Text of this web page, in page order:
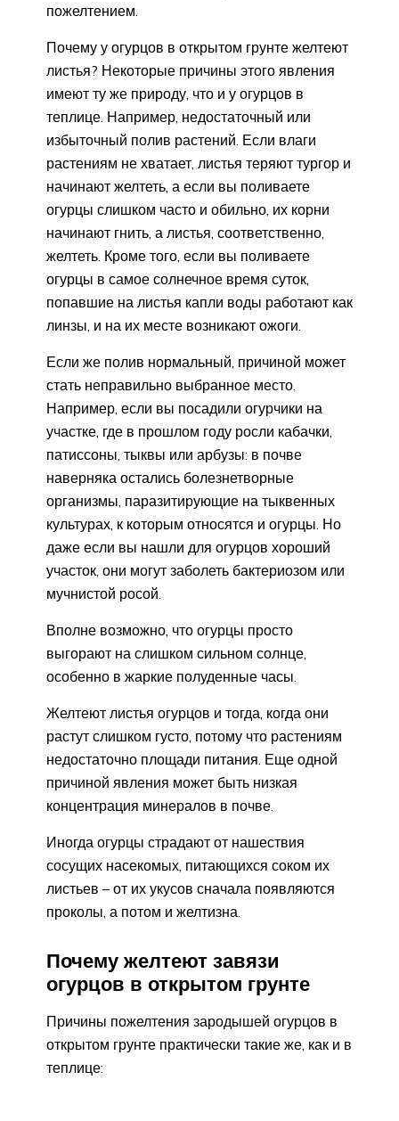
пожелтением.
Почему у огурцов в открытом грунте желтеют
листья? Некоторые причины этого явления
имеют ту же природу, что и у огурцов в
теплице. Например, недостаточный или
избыточный полив растений. Если влаги
растениям не хватает, листья теряют тургор и
начинают желтеть, а если вы поливаете
огурцы слишком часто и обильно, их корни
начинают гнить, а листья, соответственно,
желтеть. Кроме того, если вы поливаете
огурцы в самое солнечное время суток,
попавшие на листья капли воды работают как
линзы, и на их месте возникают ожоги.
Если же полив нормальный, причиной может
стать неправильно выбранное место.
Например, если вы посадили огурчики на
участке, где в прошлом году росли кабачки,
патиссоны, тыквы или арбузы: в почве
наверняка остались болезнетворные
организмы, паразитирующие на тыквенных
культурах, к которым относятся и огурцы. Но
даже если вы нашли для огурцов хороший
участок, они могут заболеть бактериозом или
мучнистой росой.
Вполне возможно, что огурцы просто
выгорают на слишком сильном солнце,
особенно в жаркие полуденные часы.
Желтеют листья огурцов и тогда, когда они
растут слишком густо, потому что растениям
недостаточно площади питания. Еще одной
причиной явления может быть низкая
концентрация минералов в почве.
Иногда огурцы страдают от нашествия
сосущих насекомых, питающихся соком их
листьев – от их укусов сначала появляются
проколы, а потом и желтизна.
Почему желтеют завязи
огурцов в открытом грунте
Причины пожелтения зародышей огурцов в
открытом грунте практически такие же, как и в
теплице: